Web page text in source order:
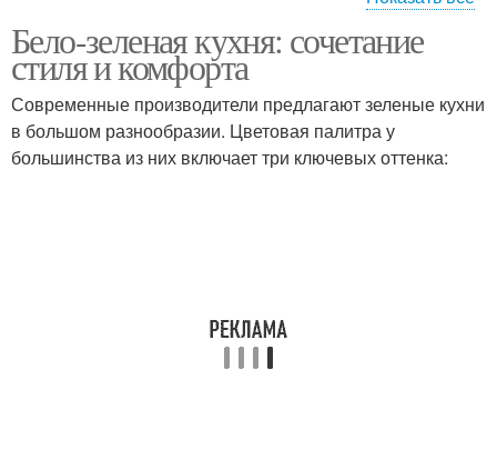
стилях
Темно-зеленая кухня
Кухня с белой Стильный интерьер
Бело-зеленая кухня: сочетание
стиля и комфорта
Современные производители предлагают зеленые кухни
в большом разнообразии. Цветовая палитра у
большинства из них включает три ключевых оттенка: